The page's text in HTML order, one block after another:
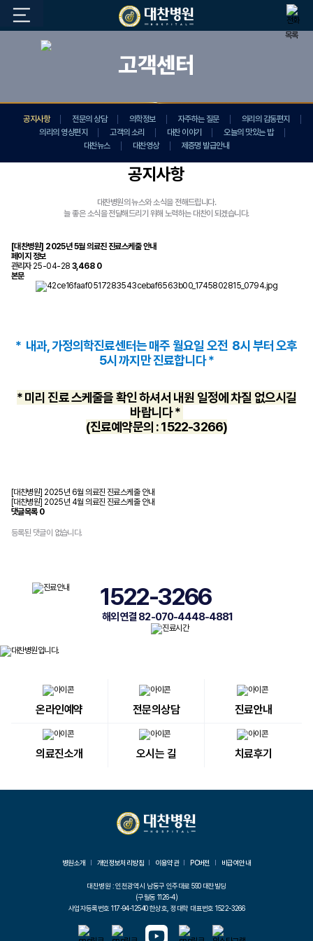
고객센터
공지사항 전문의 상담 의학정보 자주하는 질문
의리의 감동편지
의리의 영상편지
고객의 소리 대찬 이야기
오늘의 맛있는 밥
대찬뉴스
대찬영상 제증명 발급안내
목록
공지사항
대찬병원의 뉴스와 소식을 전해드립니다.
늘 좋은 소식을 전달해드리기 위해 노력하는 대찬이 되겠습니다.
[대찬병원] 2025년 5월 의료진 진료스케줄 안내
페이지 정보
관리자 25-04-28 3,468 0
본문
* 내과, 가정의학진료센터는 매주 월요일 오전 8시 부터 오후
5시 까지만 진료합니다 *
* 미리 진료 스케줄을 확인 하셔서 내원 일정에 차질 없으시길
바랍니다 *
(진료예약문의 : 1522-3266)
[대찬병원] 2025년 6월 의료진 진료스케줄 안내
[대찬병원] 2025년 4월 의료진 진료스케줄 안내
댓글목록 0
등록된 댓글이 없습니다.
1522-3266
해외 연결 82-070-4448-4881
온라인예약 전문의상담 진료안내
의료진소개 오시는 길 치료후기
병원소개 개인정보처리방침 이용약관 PC버전 비급여안내
대찬병원 : 인천광역시 남동구 인주대로 590 대찬빌딩
(구월동 1126-4)
사업자등록번호 117-94-12540 한상호, 정대학 대표번호 1522-3266